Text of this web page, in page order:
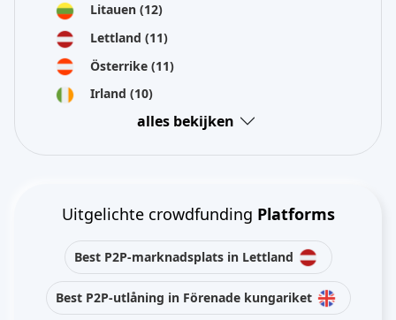
Litauen (12)
Lettland (11)
Österrike (11)
Irland (10)
alles bekijken
Uitgelichte crowdfunding Platforms
Best P2P-marknadsplats in Lettland
Best P2P-utlåning in Förenade kungariket